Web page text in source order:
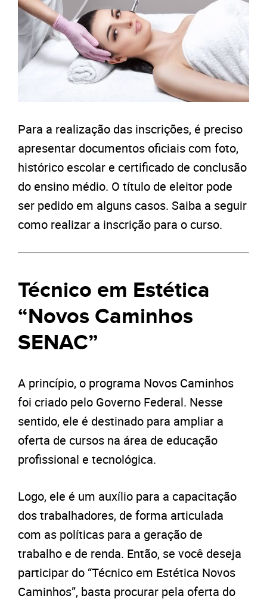
Para a realização das inscrições, é preciso
apresentar documentos oficiais com foto,
histórico escolar e certificado de conclusão
do ensino médio. O título de eleitor pode
ser pedido em alguns casos. Saiba a seguir
como realizar a inscrição para o curso.
Técnico em Estética
“Novos Caminhos
SENAC”
A princípio, o programa Novos Caminhos
foi criado pelo Governo Federal. Nesse
sentido, ele é destinado para ampliar a
oferta de cursos na área de educação
profissional e tecnológica.
Logo, ele é um auxílio para a capacitação
dos trabalhadores, de forma articulada
com as políticas para a geração de
trabalho e de renda. Então, se você deseja
participar do “Técnico em Estética Novos
Caminhos”, basta procurar pela oferta do